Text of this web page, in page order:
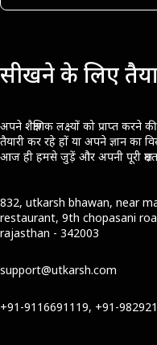
सीखने के लिए
अपने शैक्षणिक लक्ष्यों को प्राप्त करने
तैयारी कर रहे हों या अपने ज्ञान का
आज ही हमसे जुड़ें और अपनी पूरी
832, utkarsh bhawan, near
restaurant, 9th chopasani
rajasthan - 342003
support@utkarsh.com
+91-9116691119, +91-